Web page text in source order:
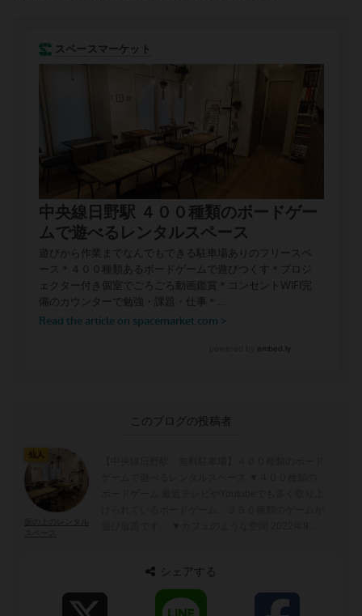
このブログの投稿者
仙人
す。テーブルの配置は自由に並び替えてよいので、
人数に合わせた利用が可能です。 ▼落ち着いた個
室 ローソファを並べた個室では、くつろぎながら
シェアする